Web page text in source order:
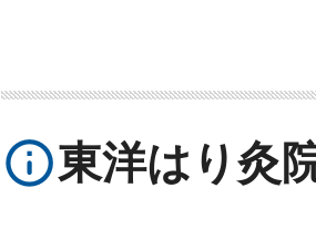
info_outline東洋はり灸